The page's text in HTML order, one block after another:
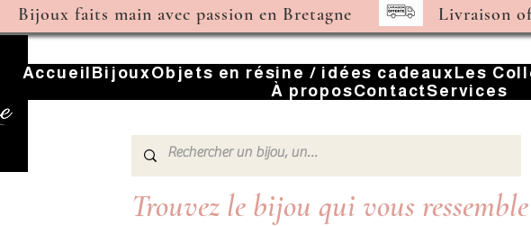
Bijoux faits main avec passion en Bretagne Livraison
Accueil BijouxObjets en résine / idées cadeaux Les
À proposContactServices
Trouvez le bijou qui vous ressemble